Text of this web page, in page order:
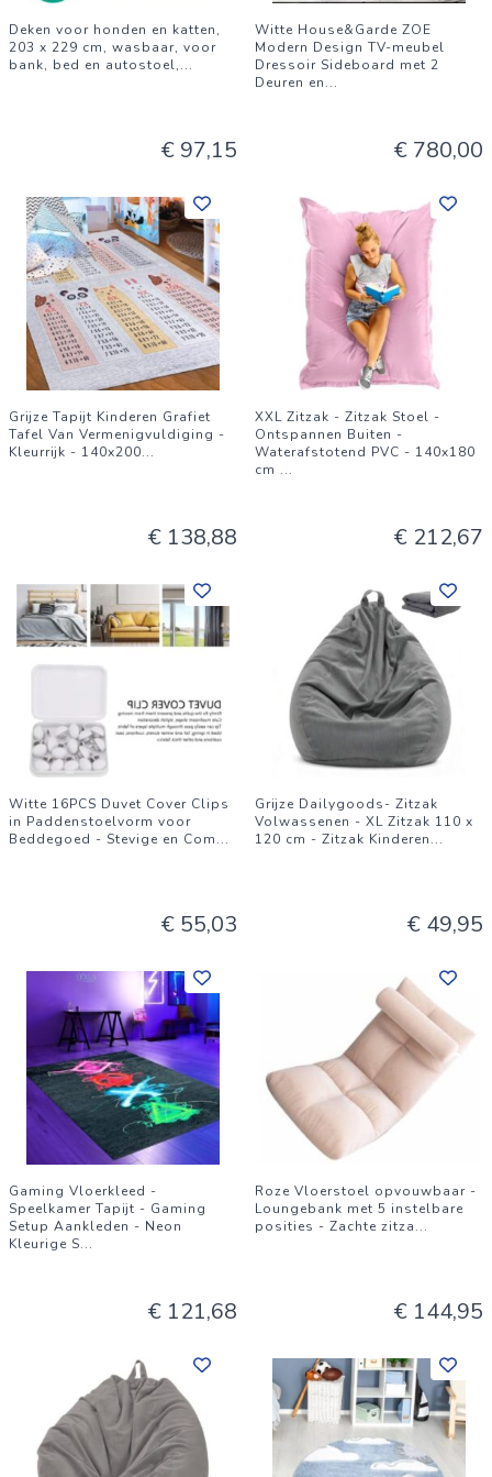
Deken voor honden en katten,
203 x 229 cm, wasbaar, voor
bank, bed en autostoel,...
€ 97,15
Witte House&Garde ZOE
Modern Design TV-meubel
Dressoir Sideboard met 2
Deuren en...
€ 780,00
Grijze Tapijt Kinderen Grafiet
Tafel Van Vermenigvuldiging -
Kleurrijk - 140x200...
€ 138,88
XXL Zitzak - Zitzak Stoel -
Ontspannen Buiten -
Waterafstotend PVC - 140x180
cm ...
€ 212,67
Witte 16PCS Duvet Cover Clips
in Paddenstoelvorm voor
Beddegoed - Stevige en Com...
€ 55,03
Grijze Dailygoods- Zitzak
Volwassenen - XL Zitzak 110 x
120 cm - Zitzak Kinderen...
€ 49,95
Gaming Vloerkleed -
Speelkamer Tapijt - Gaming
Setup Aankleden - Neon
Kleurige S...
€ 121,68
Roze Vloerstoel opvouwbaar -
Loungebank met 5 instelbare
posities - Zachte zitza...
€ 144,95